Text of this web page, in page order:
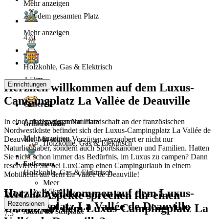
Auf dem gesamten Platz
Mehr anzeigen
Holzkohle, Gas & Elektrisch
Herzlich willkommen auf dem Luxus-
Campingplatz La Vallée de Deauville
In einer einzigartigen Naturlandschaft an der französischen
Nordwestküste befindet sich der Luxus-Campingplatz La Vallée de
Deauville. Mit seinen Vorzügen verzaubert er nicht nur
Naturliebhaber, sondern auch Sportskanonen und Familien. Hatten
Sie nicht schon immer das Bedürfnis, im Luxus zu campen? Dann
reservieren Sie bei LuxCamp einen Campingurlaub in einem
Mobilheim auf dem La Vallée de Deauville!
Welche Aspekte sprechen für einen
Urlaub auf dem Luxus-Campingplatz La
Mehr anzeigen
470
4.5km
Auf dem gesamten Platz
Mehr anzeigen
Holzkohle, Gas & Elektrisch
Herzlich willkommen auf dem Luxus-
Campingplatz La Vallée de Deauville
Einrichtungen
Generell
Grillen erlaubt
Holzkohle, Gas & Elektrisch
Entfernung
Meer
4.5km
Anzahl der Stellplätze
Rezensionen
7.5